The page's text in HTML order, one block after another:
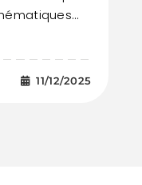
11/12/2025